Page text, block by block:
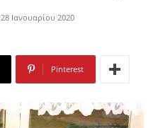
28 Ιανουαρίου 2020
Pinterest